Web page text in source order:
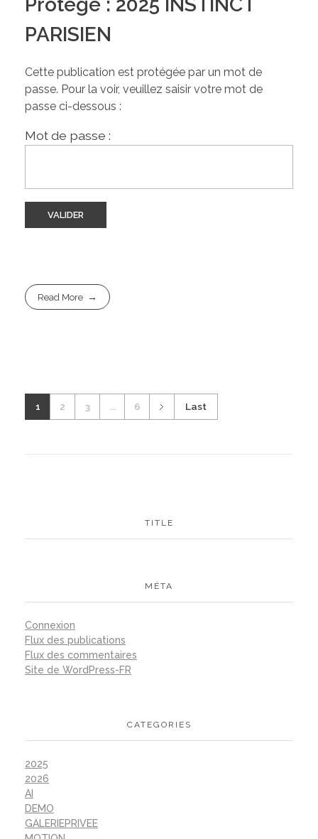
PARISIEN
Cette publication est protégée par un mot de
passe. Pour la voir, veuillez saisir votre mot de
passe ci-dessous :
Mot de passe :
Read More
1 2 3 ... 6 Last
TITLE
MÉTA
Connexion
Flux des publications
Flux des commentaires
Site de WordPress-FR
CATEGORIES
2025
2026
AI
DEMO
GALERIEPRIVEE